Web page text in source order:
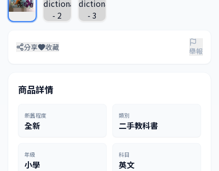
分享 收藏 舉報
商品詳情
新舊程度
全新
類別
二手教科書
年級
小學
科目
英文